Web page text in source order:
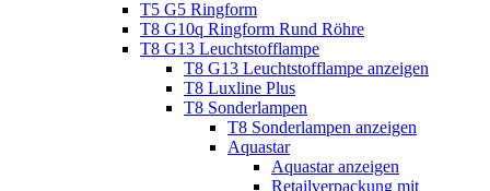
T5 G5 Ringform
T8 G10q Ringform Rund Röhre
T8 G13 Leuchtstofflampe
T8 G13 Leuchtstofflampe anzeigen
T8 Luxline Plus
T8 Sonderlampen
T8 Sonderlampen anzeigen
Aquastar
Aquastar anzeigen
Retailverpackung mit